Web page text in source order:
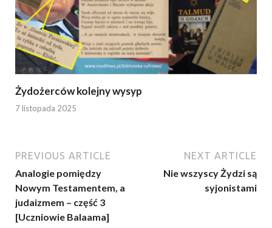
Żydożerców kolejny wysyp
7 listopada 2025
PREVIOUS ARTICLE
Analogie pomiędzy
Nowym Testamentem, a
judaizmem – część 3
[Uczniowie Balaama]
NEXT ARTICLE
Nie wszyscy Żydzi są
syjonistami